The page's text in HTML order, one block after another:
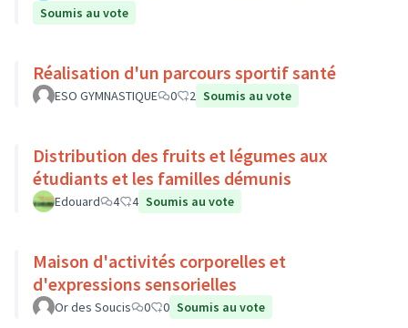
Soumis au vote
Réalisation d'un parcours sportif santé
ESO GYMNASTIQUE 0 2 Soumis au vote
Distribution des fruits et légumes aux
étudiants et les familles démunis
Edouard 4 4 Soumis au vote
Maison d'activités corporelles et
d'expressions sensorielles
Or des Soucis 0 0 Soumis au vote